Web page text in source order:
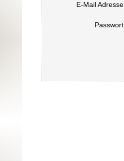
E-Mail Adresse
Passwort